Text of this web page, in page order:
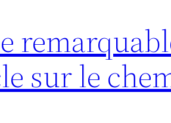
sur le